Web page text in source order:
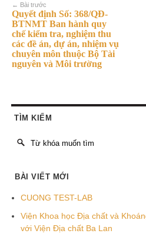
← Bài trước
Quyết định Số: 368/QĐ-
BTNMT Ban hành quy
chế kiểm tra, nghiệm thu
các đề án, dự án, nhiệm vụ
chuyên môn thuộc Bộ Tài
nguyên và Môi trường
TÌM KIẾM
BÀI VIẾT MỚI
CUONG TEST-LAB
Viện Khoa học Địa chất và
với Viện Địa chất Ba Lan